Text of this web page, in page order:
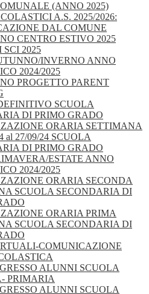
(ANNO 2025)
A.S. 2025/2026:
DAL COMUNE
CENTRO ESTIVO 2025
SCI 2025
INVERNO ANNO
2024/2025
PROGETTO PARENT
SCUOLA
DI PRIMO GRADO
ORARIA SETTIMANA
al 27/09/24 SCUOLA
DI PRIMO GRADO
ESTATE ANNO
2024/2025
ORARIA SECONDA
SCUOLA SECONDARIA DI
ORARIA PRIMA
SCUOLA SECONDARIA DI
COMUNICAZIONE
ALUNNI SCUOLA
PRIMARIA
ALUNNI SCUOLA